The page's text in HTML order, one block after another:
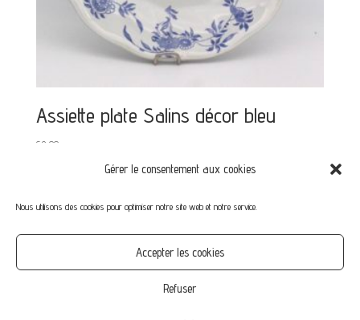
Gérer le consentement aux cookies
Nous utilisons des cookies pour optimiser notre site web et notre service.
Accepter les cookies
Refuser
Assiette plate Salins décor bleu
€8,00
Mot de passe perdu
Politique de cookies (UE)